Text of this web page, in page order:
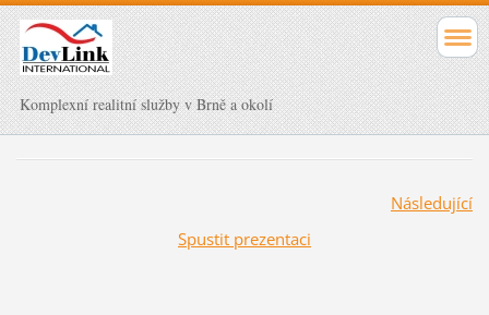
Komplexní realitní služby v Brně a okolí
Následující
Spustit prezentaci